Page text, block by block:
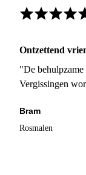
Ontzettend
"De behulpzame
Vergissingen
Bram
Rosmalen